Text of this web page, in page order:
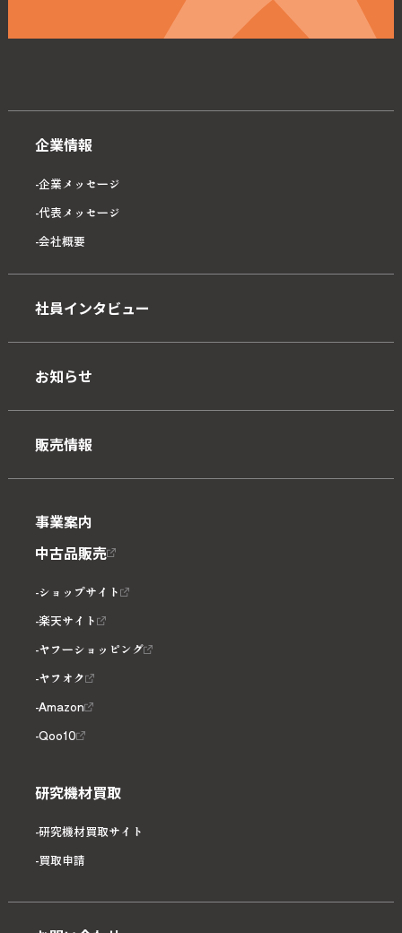
企業情報
企業メッセージ
代表メッセージ
会社概要
社員インタビュー
お知らせ
販売情報
事業案内
中古品販売
ショップサイト
楽天サイト
ヤフーショッピング
ヤフオク
Amazon
Qoo10
研究機材買取
研究機材買取サイト
買取申請